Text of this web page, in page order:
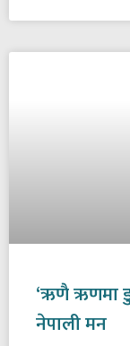
‘ऋणै ऋणमा
नेपाली मन